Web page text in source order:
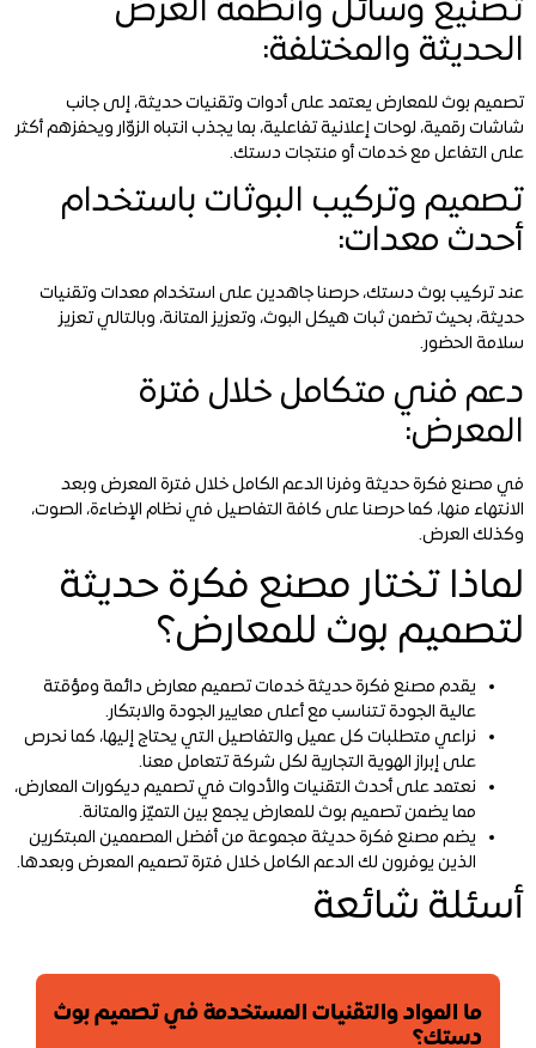
تصنيع وسائل وأنظمة العرض
الحديثة والمختلفة:
تصميم بوث للمعارض يعتمد على أدوات وتقنيات حديثة، إلى جانب
شاشات رقمية، لوحات إعلانية تفاعلية، بما يجذب انتباه الزوّار ويحفزهم أكثر
على التفاعل مع خدمات أو منتجات دستك.
تصميم وتركيب البوثات باستخدام
أحدث معدات:
عند تركيب بوث دستك، حرصنا جاهدين على استخدام معدات وتقنيات
حديثة، بحيث تضمن ثبات هيكل البوث، وتعزيز المتانة، وبالتالي تعزيز
سلامة الحضور.
دعم فني متكامل خلال فترة
المعرض:
في مصنع فكرة حديثة وفرنا الدعم الكامل خلال فترة المعرض وبعد
الانتهاء منها، كما حرصنا على كافة التفاصيل في نظام الإضاءة، الصوت،
وكذلك العرض.
لماذا تختار مصنع فكرة حديثة
لتصميم بوث للمعارض؟
يقدم مصنع فكرة حديثة خدمات تصميم معارض دائمة ومؤقتة
عالية الجودة تتناسب مع أعلى معايير الجودة والابتكار.
نراعي متطلبات كل عميل والتفاصيل التي يحتاج إليها، كما نحرص
على إبراز الهوية التجارية لكل شركة تتعامل معنا.
نعتمد على أحدث التقنيات والأدوات في تصميم ديكورات المعارض،
مما يضمن تصميم بوث للمعارض يجمع بين التميّز والمتانة.
يضم مصنع فكرة حديثة مجموعة من أفضل المصممين المبتكرين
الذين يوفرون لك الدعم الكامل خلال فترة تصميم المعرض وبعدها.
أسئلة شائعة
ما المواد والتقنيات المستخدمة في تصميم بوث
دستك؟